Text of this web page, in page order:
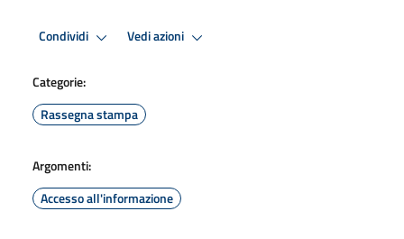
Condividi Vedi azioni
Categorie:
Rassegna stampa
Argomenti:
Accesso all'informazione